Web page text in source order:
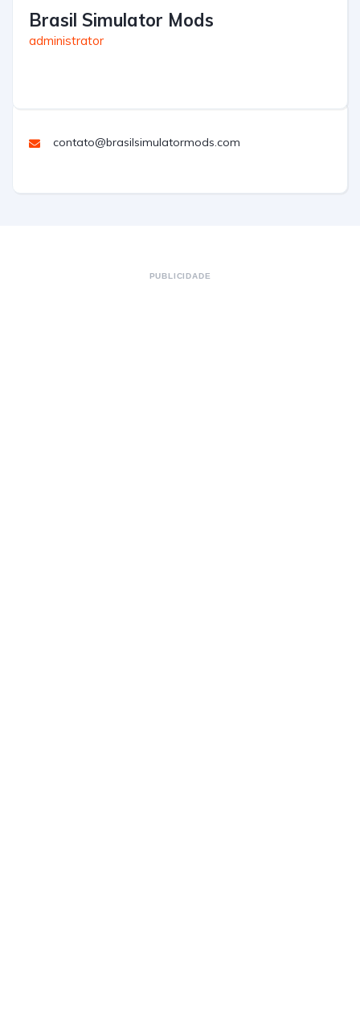
Brasil Simulator Mods
administrator
contato@brasilsimulatormods.com
PUBLICIDADE